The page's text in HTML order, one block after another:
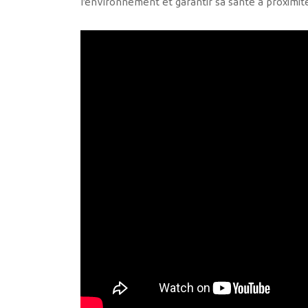
l’environnement et garantir sa santé à